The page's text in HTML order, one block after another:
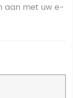
aan met uw e-